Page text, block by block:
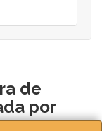
de
por